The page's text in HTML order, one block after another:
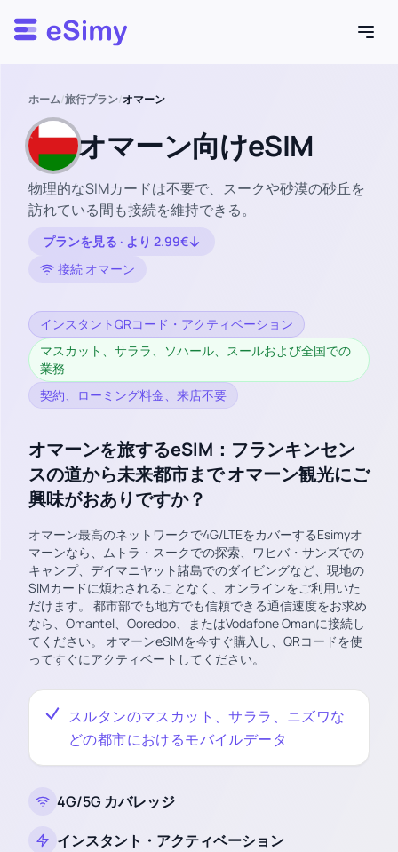
Esimy
ホーム/旅行プラン/オマーン
オマーン向けeSIM
物理的なSIMカードは不要で、スークや砂漠の砂丘を
訪れている間も接続を維持できる。
プランを見る · より 2.99€
接続 オマーン
インスタントQRコード・アクティベーション
マスカット、サララ、ソハール、スールおよび全国での
業務
契約、ローミング料金、来店不要
オマーンを旅するeSIM：フランキンセン
スの道から未来都市まで オマーン観光にご
興味がおありですか？
オマーン最高のネットワークで4G/LTEをカバーするEsimyオ
マーンなら、ムトラ・スークでの探索、ワヒバ・サンズでの
キャンプ、デイマニヤット諸島でのダイビングなど、現地の
SIMカードに煩わされることなく、オンラインをご利用いた
だけます。 都市部でも地方でも信頼できる通信速度をお求め
なら、Omantel、Ooredoo、またはVodafone Omanに接続し
てください。 オマーンeSIMを今すぐ購入し、QRコードを使
ってすぐにアクティベートしてください。
スルタンのマスカット、サララ、ニズワな
どの都市におけるモバイルデータ
4G/5G カバレッジ
インスタント・アクティベーション